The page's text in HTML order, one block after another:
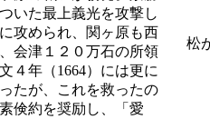
松
いた最上義光を攻撃し
攻められ、関ヶ原も西
会津１２０万石の所領
４年（1664）には更に
たが、これを救ったの
倹約を奨励し、「愛